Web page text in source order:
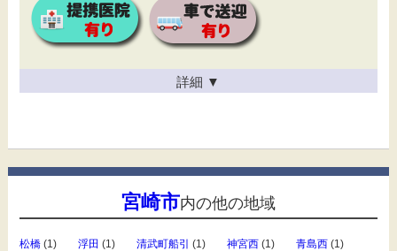
詳細 ▼
宮崎市内の他の地域
松橋(1) 浮田 (1) 清武町船引 (1) 神宮西(1) 青島西(1)